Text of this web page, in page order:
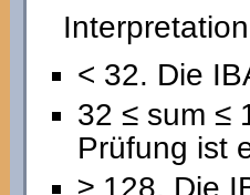
< 32. Die
32 ≤ sum ≤
Prüfung ist
≥ 128. Die